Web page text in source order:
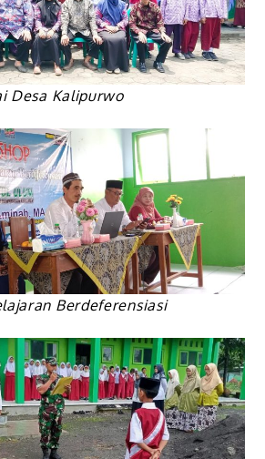
Desa Kalipurwo
Berdeferensiasi